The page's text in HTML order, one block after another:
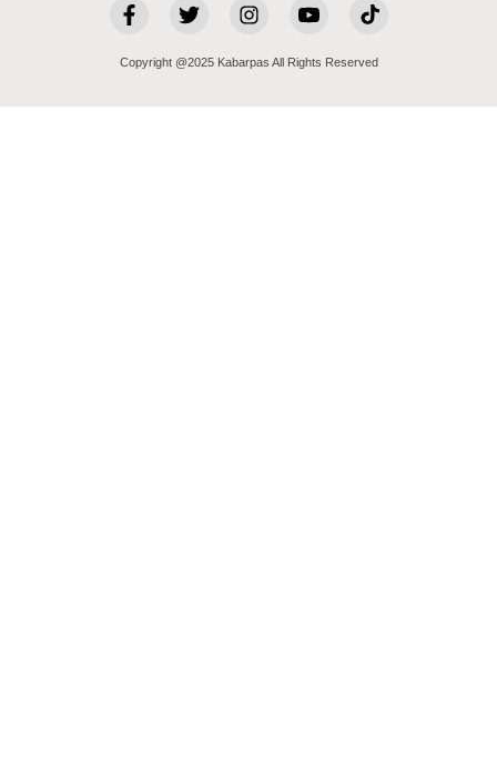
Copyright @2025 Kabarpas All Rights Reserved